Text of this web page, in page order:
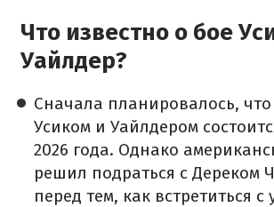
Что известно о бое
Уайлдер?
Сначала планировалось,
Усиком и Уайлдером
2026 года. Однако
решил подраться с Дереком
перед тем, как встретиться